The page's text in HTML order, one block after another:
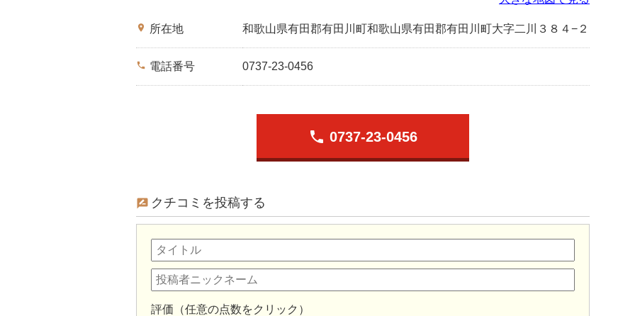
place 所在地 和歌山県有田郡有田川町和歌山県有田郡有田川町大字二川３８４−２
phone 電話番号 0737-23-0456
phone 0737-23-0456
クチコミを投稿する
評価（任意の点数をクリック）